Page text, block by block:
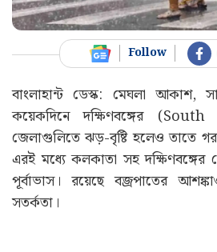
Follow
বাংলাহান্ট ডেস্ক: মেঘলা আকাশ,
কয়েকদিনে দক্ষিণবঙ্গের
জেলাগুলিতে ঝড়-বৃষ্টি হলেও তাতে
এরই মধ্যে কলকাতা সহ দক্ষিণবঙ্গের
পূর্বাভাস। রয়েছে বজ্রপাতের
সতর্কতা।